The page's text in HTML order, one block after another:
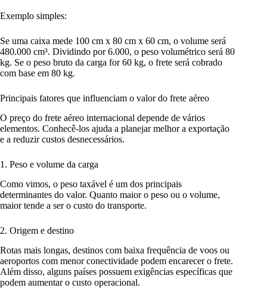
Exemplo simples:
Se uma caixa mede 100 cm x 80 cm x 60 cm, o volume será
480.000 cm³. Dividindo por 6.000, o peso volumétrico será 80
kg. Se o peso bruto da carga for 60 kg, o frete será cobrado
com base em 80 kg.
Principais fatores que influenciam o valor do frete aéreo
O preço do frete aéreo internacional depende de vários
elementos. Conhecê-los ajuda a planejar melhor a exportação
e a reduzir custos desnecessários.
1. Peso e volume da carga
Como vimos, o peso taxável é um dos principais
determinantes do valor. Quanto maior o peso ou o volume,
maior tende a ser o custo do transporte.
2. Origem e destino
Rotas mais longas, destinos com baixa frequência de voos ou
aeroportos com menor conectividade podem encarecer o frete.
Além disso, alguns países possuem exigências específicas que
podem aumentar o custo operacional.